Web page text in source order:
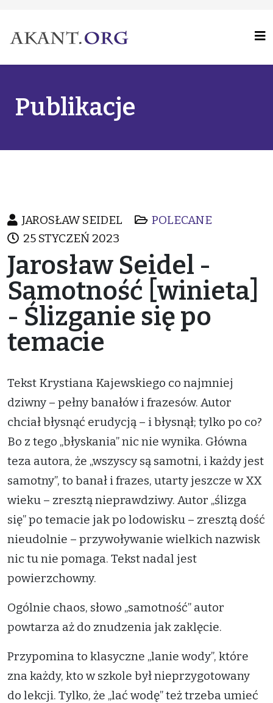
Publikacje
JAROSŁAW SEIDEL
POLECANE
25 STYCZEŃ 2023
Jarosław Seidel -
Samotność [winieta]
- Ślizganie się po
temacie
Tekst Krystiana Kajewskiego co najmniej
dziwny – pełny banałów i frazesów. Autor
chciał błysnąć erudycją – i błysnął; tylko po co?
Bo z tego „błyskania” nic nie wynika. Główna
teza autora, że „wszyscy są samotni, i każdy jest
samotny”, to banał i frazes, utarty jeszcze w XX
wieku – zresztą nieprawdziwy. Autor „ślizga
się” po temacie jak po lodowisku – zresztą dość
nieudolnie – przywoływanie wielkich nazwisk
nic tu nie pomaga. Tekst nadal jest
powierzchowny.
Ogólnie chaos, słowo „samotność” autor
powtarza aż do znudzenia jak zaklęcie.
Przypomina to klasyczne „lanie wody”, które
zna każdy, kto w szkole był nieprzygotowany
do lekcji. Tylko, że „lać wodę” też trzeba umieć